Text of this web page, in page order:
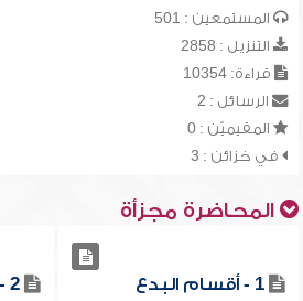
المستمعين : 501
التنزيل : 2858
قراءة: 10354
الرسائل : 2
المقيميّن : 0
في خزائن : 3
المحاضرة مجزأة
1 - أقسام البدع